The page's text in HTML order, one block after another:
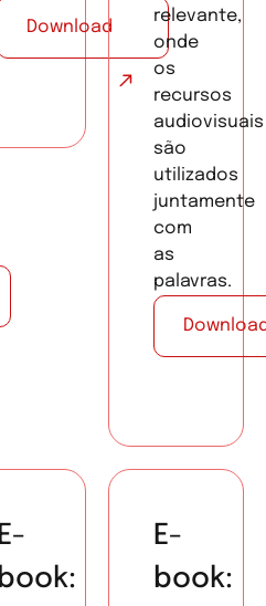
Download
relevante,
onde
os
recursos
audiovisuais
são
utilizados
juntamente
com
as
palavras.
E-
book:
E-
book: